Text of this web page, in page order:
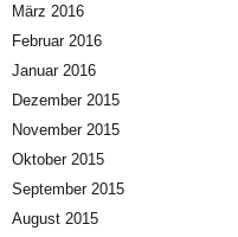
März 2016
Februar 2016
Januar 2016
Dezember 2015
November 2015
Oktober 2015
September 2015
August 2015